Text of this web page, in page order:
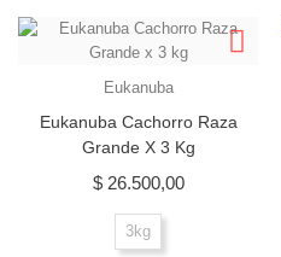
Eukanuba
Eukanuba Cachorro Raza
Grande X 3 Kg
$ 26.500,00Precio
3kg